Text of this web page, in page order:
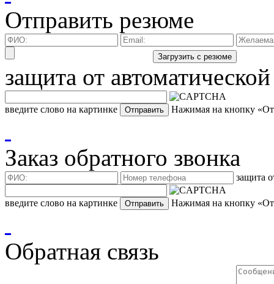
Отправить резюме
защита от
введите слово на картинке Нажимая на кнопку
Заказ обратного звонка
защита
введите слово на картинке Нажимая на кнопку
Обратная связь